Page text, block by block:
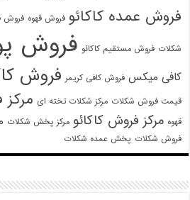
فروش عمده کاکائو فروش قهوه فروش
شکلات فروش مستقیم کاکائو فروش
کافی میکس فروش کافی کریمر فروش
قیمت فروش شکلات مرکز شکلات تخته ای
قهوه مرکز فروش کاکائو مرکز پخش شکلات
فروش شکلات پخش عمده شکلات